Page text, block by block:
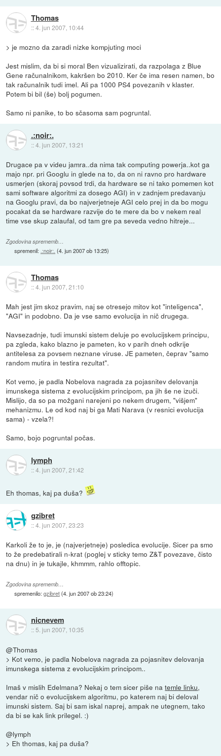
Thomas
::4. jun 2007, 10:44
> je mozno da zaradi nizke kompjuting moci
Jest mislim, da bi si moral Ben vizualizirati, da razpolaga z Blue
Gene računalnikom, kakršen bo 2010. Ker če ima resen namen, bo
tak računalnik tudi imel. Ali pa 1000 PS4 povezanih v klaster.
Potem bi bil (še) bolj pogumen.
Samo ni panike, to bo sčasoma sam pogruntal.
.:noir:.
::4. jun 2007, 13:21
Drugace pa v videu jamra..da nima tak computing powerja..kot ga
majo npr. pri Googlu in glede na to, da on ni ravno pro hardware
usmerjen (skoraj povsod trdi, da hardware se ni tako pomemen kot
sami software algoritmi za dosego AGI) in v zadnjem predavanju
na Googlu pravi, da bo najverjetneje AGI celo prej in da bo mogu
pocakat da se hardware razvije do te mere da bo v nekem real
time vse skup zalaufal, od tam gre pa seveda vedno hitreje...
Zgodovina sprememb…
spremenil: .:noir:. (4. jun 2007 ob 13:25)
Thomas
::4. jun 2007, 21:10
Mah jest jim skoz pravim, naj se otresejo mitov kot "inteligenca",
"AGI" in podobno. Da je vse samo evolucija in nič drugega.
Navsezadnje, tudi imunski sistem deluje po evolucijskem principu,
pa zgleda, kako blazno je pameten, ko v parih dneh odkrije
antitelesa za povsem neznane viruse. JE pameten, čeprav "samo
random mutira in testira rezultat".
Kot vemo, je padla Nobelova nagrada za pojasnitev delovanja
imunskega sistema z evolucijskim principom, pa jih še ne izuči.
Mislijo, da so pa možgani narejeni po nekem drugem, "višjem"
mehanizmu. Le od kod naj bi ga Mati Narava (v resnici evolucija
sama) - vzela?!
Samo, bojo pogruntal počas.
lymph
::4. jun 2007, 21:42
Eh thomas, kaj pa duša?
gzibret
::4. jun 2007, 23:23
Karkoli že to je, je (najverjetneje) posledica evolucije. Sicer pa smo
to že predebatirali n-krat (poglej v sticky temo Z&T povezave, čisto
na dnu) in je tukajle, khmmm, rahlo offtopic.
Zgodovina sprememb…
spremenilo:gzibret(4. jun 2007 ob 23:24)
nicnevem
:: 5. jun 2007, 10:35
@Thomas
> Kot vemo, je padla Nobelova nagrada za pojasnitev delovanja
imunskega sistema z evolucijskim principom..
Imaš v mislih Edelmana? Nekaj o tem sicer piše natemle linku,
vendar nič o evolucijskem algoritmu, po katerem naj bi deloval
imunski sistem. Saj bi sam iskal naprej, ampak ne utegnem, tako
da bi se kak link prilegel. :)
@lymph
> Eh thomas, kaj pa duša?